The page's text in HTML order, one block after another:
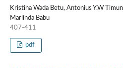
Kristina Wada Betu, Antonius Y.W
Marlinda Babu
407-411
pdf